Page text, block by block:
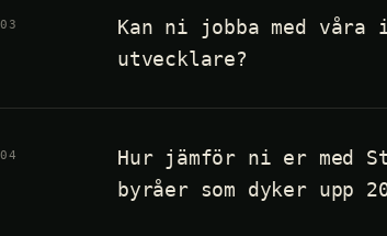
03
Kan ni jobba med våra
utvecklare?
04
Hur jämför ni er med
byråer som dyker upp